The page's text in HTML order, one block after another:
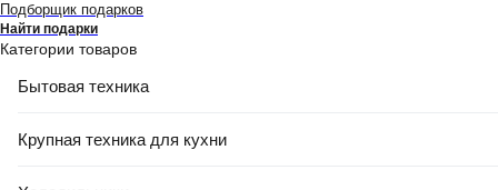
Подборщик подарков
Найти подарки
Категории товаров
Бытовая техника
Крупная техника для кухни